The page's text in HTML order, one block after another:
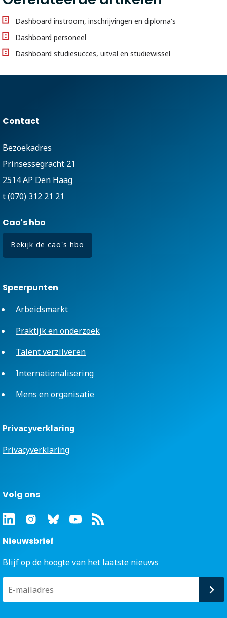
Dashboard instroom, inschrijvingen en diploma's
Dashboard personeel
Dashboard studiesucces, uitval en studiewissel
Contact
Bezoekadres
Prinsessegracht 21
2514 AP Den Haag
t (070) 312 21 21
Cao's hbo
Bekijk de cao's hbo
Speerpunten
Arbeidsmarkt
Praktijk en onderzoek
Talent verzilveren
Internationalisering
Mens en organisatie
Privacyverklaring
Privacyverklaring
Volg ons
Nieuwsbrief
Blijf op de hoogte van het laatste nieuws